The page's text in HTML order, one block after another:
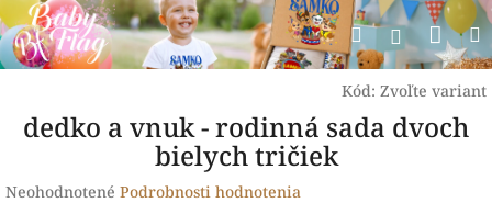
Prejsť
na
obsah
Hľadať
Kód: Zvoľte variant
dedko a vnuk - rodinná sada dvoch
bielych tričiek
Priemerné
Neohodnotené Podrobnosti hodnotenia